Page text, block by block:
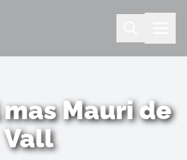
Mauri de
Vall